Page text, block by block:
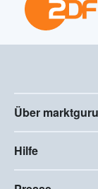
Über marktguru
Hilfe